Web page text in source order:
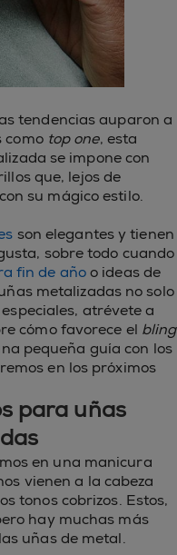
tendencias auparon a
como top one, esta
se impone con
que, lejos de
su mágico estilo.
son elegantes y tienen
sobre todo cuando
fin de añoo ideas de
metalizadas no solo
atrévete a
cómo favorece el bling
pequeña guía con los
en los próximos
para uñas
en una manicura
vienen a la cabeza
tonos cobrizos. Estos,
hay muchas más
uñas de metal.